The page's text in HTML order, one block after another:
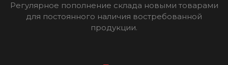
Регулярное пополнение склада новыми товарами
для постоянного наличия востребованной
продукции.